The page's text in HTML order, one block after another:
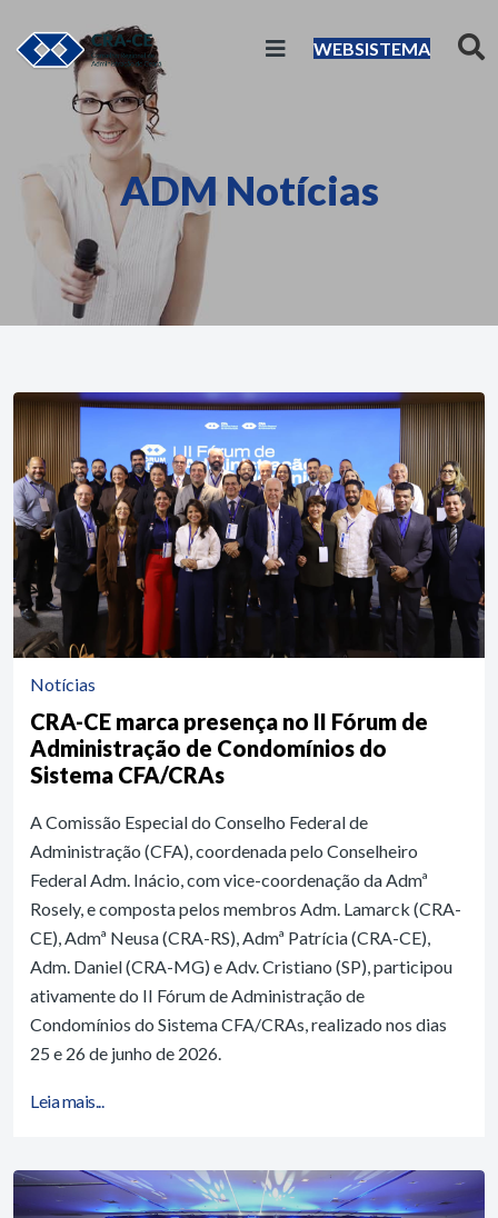
WEBSISTEMA
ADM Notícias
Notícias
CRA-CE marca presença no II Fórum de
Administração de Condomínios do
Sistema CFA/CRAs
A Comissão Especial do Conselho Federal de
Administração (CFA), coordenada pelo Conselheiro
Federal Adm. Inácio, com vice-coordenação da Admª
Rosely, e composta pelos membros Adm. Lamarck (CRA-
CE), Admª Neusa (CRA-RS), Admª Patrícia (CRA-CE),
Adm. Daniel (CRA-MG) e Adv. Cristiano (SP), participou
ativamente do II Fórum de Administração de
Condomínios do Sistema CFA/CRAs, realizado nos dias
25 e 26 de junho de 2026.
Leia mais...